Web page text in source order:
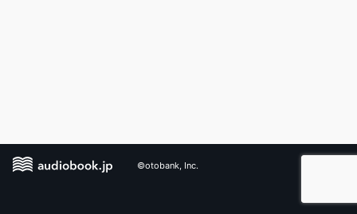
©otobank, Inc.